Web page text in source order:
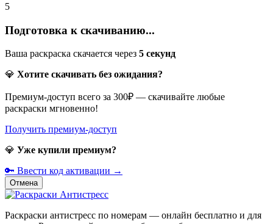
5
Подготовка к скачиванию...
Ваша раскраска скачается через 5 секунд
💎 Хотите скачивать без ожидания?
Премиум-доступ всего за 300₽ — скачивайте любые
раскраски мгновенно!
Получить премиум-доступ
💎 Уже купили премиум?
🔑 Ввести код активации →
Отмена
Раскраски антистресс по номерам — онлайн бесплатно и для